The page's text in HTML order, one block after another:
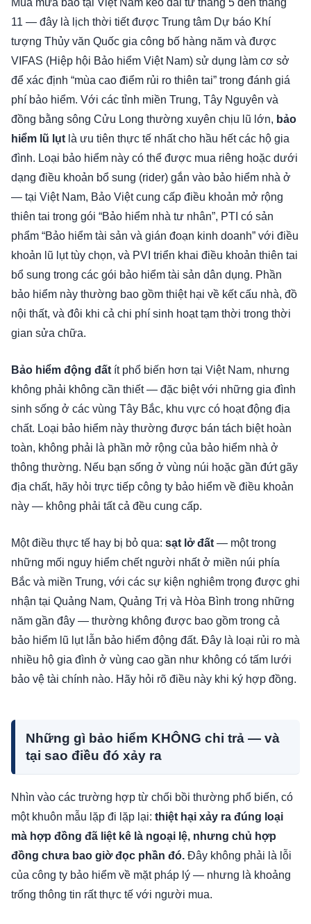
Mùa mưa bão tại Việt Nam kéo dài từ tháng 5 đến tháng
11 — đây là lịch thời tiết được Trung tâm Dự báo Khí
tượng Thủy văn Quốc gia công bố hàng năm và được
VIFAS (Hiệp hội Bảo hiểm Việt Nam) sử dụng làm cơ sở
để xác định “mùa cao điểm rủi ro thiên tai” trong đánh giá
phí bảo hiểm. Với các tỉnh miền Trung, Tây Nguyên và
đồng bằng sông Cửu Long thường xuyên chịu lũ lớn, bảo
hiểm lũ lụtlà ưu tiên thực tế nhất cho hầu hết các hộ gia
đình. Loại bảo hiểm này có thể được mua riêng hoặc dưới
dạng điều khoản bổ sung (rider) gắn vào bảo hiểm nhà ở
— tại Việt Nam, Bảo Việt cung cấp điều khoản mở rộng
thiên tai trong gói “Bảo hiểm nhà tư nhân”, PTI có sản
phẩm “Bảo hiểm tài sản và gián đoạn kinh doanh” với điều
khoản lũ lụt tùy chọn, và PVI triển khai điều khoản thiên tai
bổ sung trong các gói bảo hiểm tài sản dân dụng. Phần
bảo hiểm này thường bao gồm thiệt hại về kết cấu nhà, đồ
nội thất, và đôi khi cả chi phí sinh hoạt tạm thời trong thời
gian sửa chữa.
Bảo hiểm động đất ít phổ biến hơn tại Việt Nam, nhưng
không phải không cần thiết — đặc biệt với những gia đình
sinh sống ở các vùng Tây Bắc, khu vực có hoạt động địa
chất. Loại bảo hiểm này thường được bán tách biệt hoàn
toàn, không phải là phần mở rộng của bảo hiểm nhà ở
thông thường. Nếu bạn sống ở vùng núi hoặc gần đứt gãy
địa chất, hãy hỏi trực tiếp công ty bảo hiểm về điều khoản
này — không phải tất cả đều cung cấp.
Một điều thực tế hay bị bỏ qua: sạt lở đất — một trong
những mối nguy hiểm chết người nhất ở miền núi phía
Bắc và miền Trung, với các sự kiện nghiêm trọng được ghi
nhận tại Quảng Nam, Quảng Trị và Hòa Bình trong những
năm gần đây — thường không được bao gồm trong cả
bảo hiểm lũ lụt lẫn bảo hiểm động đất. Đây là loại rủi ro mà
nhiều hộ gia đình ở vùng cao gần như không có tấm lưới
bảo vệ tài chính nào. Hãy hỏi rõ điều này khi ký hợp đồng.
Những gì bảo hiểm KHÔNG chi trả — và
tại sao điều đó xảy ra
Nhìn vào các trường hợp từ chối bồi thường phổ biến, có
một khuôn mẫu lặp đi lặp lại: thiệt hại xảy ra đúng loại
mà hợp đồng đã liệt kê là ngoại lệ, nhưng chủ hợp
đồng chưa bao giờ đọc phần đó. Đây không phải là lỗi
của công ty bảo hiểm về mặt pháp lý — nhưng là khoảng
trống thông tin rất thực tế với người mua.